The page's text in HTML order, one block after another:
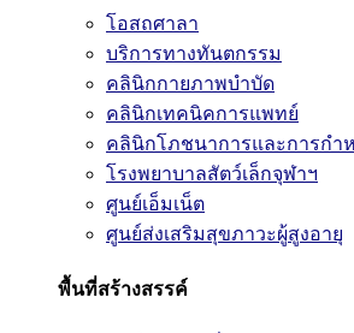
โอสถศาลา
บริการทางทันตกรรม
คลินิกกายภาพบำบัด
คลินิกเทคนิคการแพทย์
คลินิกโภชนาการและการกำ
โรงพยาบาลสัตว์เล็กจุฬาฯ
ศูนย์เอ็มเน็ต
ศูนย์ส่งเสริมสุขภาวะผู้สูงอายุ
พื้นที่สร้างสรรค์